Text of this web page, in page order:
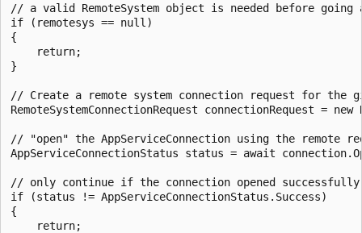
// a valid RemoteSystem object is needed before going
if (remotesys == null)
{
    return;
}
// Create a remote system connection request for the
RemoteSystemConnectionRequest connectionRequest =
// "open" the AppServiceConnection using the remote
AppServiceConnectionStatus status = await
// only continue if the connection opened successfully
if (status != AppServiceConnectionStatus.Success)
{
    return;